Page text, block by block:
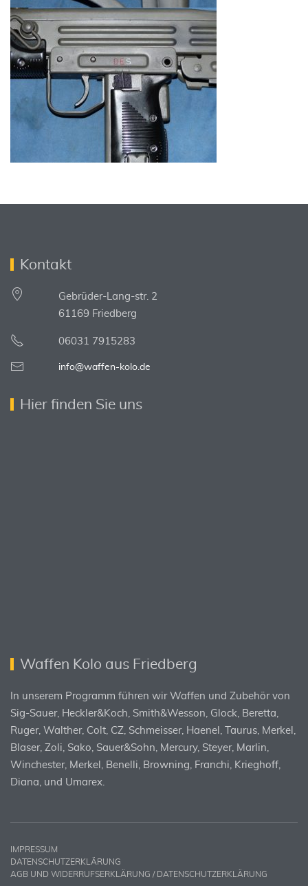
Kontakt
Gebrüder-Lang-str. 2
61169 Friedberg
06031 7915283
info@waffen-kolo.de
Hier finden Sie uns
Waffen Kolo aus Friedberg
In unserem Programm führen wir Waffen und Zubehör von
Sig-Sauer, Heckler&Koch, Smith&Wesson, Glock, Beretta,
Ruger, Walther, Colt, CZ, Schmeisser, Haenel, Taurus, Merkel,
Blaser, Zoli, Sako, Sauer&Sohn, Mercury, Steyer, Marlin,
Winchester, Merkel, Benelli, Browning, Franchi, Krieghoff,
Diana, und Umarex.
IMPRESSUM
DATENSCHUTZERKLÄRUNG
AGB UND WIDERRUFSERKLÄRUNG / DATENSCHUTZERKLÄRUNG